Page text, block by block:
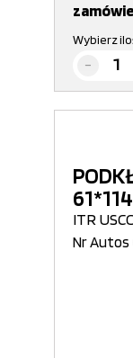
Wybierz
ITR
Nr Autos